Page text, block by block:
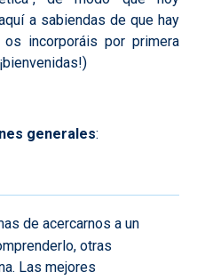
a sabiendas de que hay
incorporáis por primera
generales:
de acercarnos a un
otras
Las mejores